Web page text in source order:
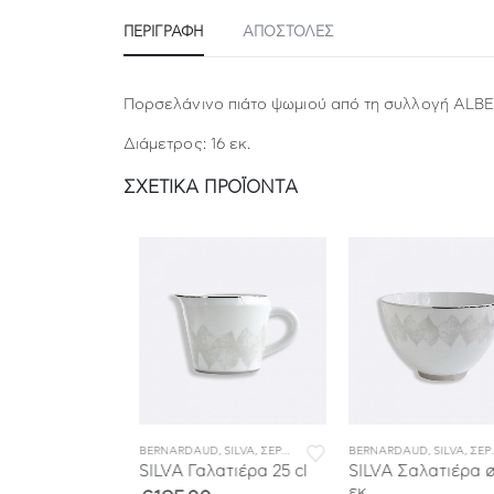
ΠΕΡΙΓΡΑΦΉ ΑΠΟΣΤΟΛΕΣ
Πορσελάνινο πιάτο ψωμιού από τη συλλογή
Διάμετρος: 16 εκ.
ΣΧΕΤΙΚΆ ΠΡΟΪΌΝΤΑ
,ΣΕΡΒΙΤΣΙΑ ΦΑΓΗΤΟΥ
BERNARDAUD , SILVA ,ΣΕΡΒΙΤΣΙΑ ΠΟΡΣΕΛΑΝΗΣ ,ΣΕΡΒΙΤΣΙΑ
SILVA Γαλατιέρα 25 cl
BERNARDAUD , SILVA ,ΣΕΡΒΙΤΣΙΑ ΠΟΡΣΕΛΑΝΗΣ
SILVA Σαλατιέρα ø: